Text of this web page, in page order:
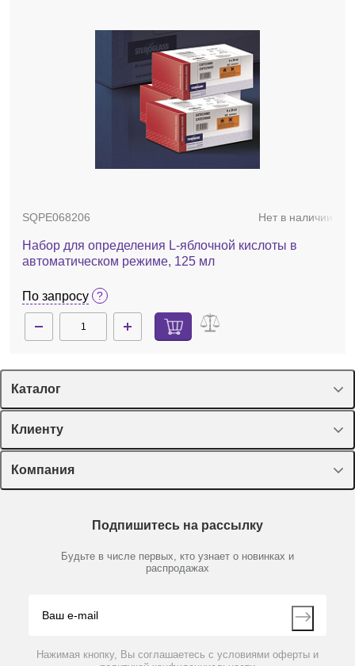
SQPE068206 Нет в наличии
Набор для определения L-яблочной кислоты в
автоматическом режиме, 125 мл
По запросу
Каталог
Спецпредложения
Оборудование, приборы
Пластик, стекло, принадлежности
Химические реактивы, препараты, наборы
Производители
Клиенту
Лекторий Диаэм
Доставка и оплата
Мобильное приложение
Компания
Партнеры
Контакты
Подпишитесь на рассылку
Будьте в числе первых, кто узнает о новинках и
распродажах
Нажимая кнопку, Вы соглашаетесь с условиями оферты и